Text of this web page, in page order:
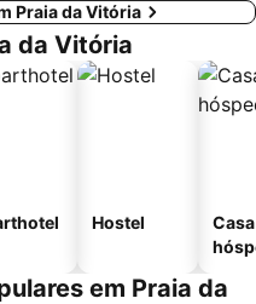
Praia da Vitória
da Vitória
Hostel
em Praia da